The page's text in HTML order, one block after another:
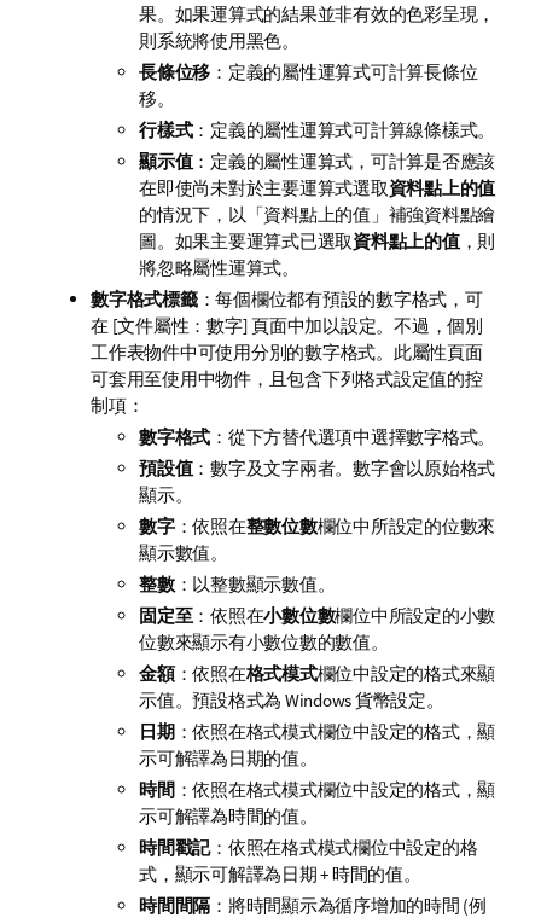
果。如果運算式的結果並非有效的色彩呈現，
則系統將使用黑色。
長條位移 ： 定義的屬性運算式可計算長條位
移。
行樣式： 定義的屬性運算式可計算線條樣式。
顯示值： 定義的屬性運算式，可計算是否應該
在即使尚未對於主要運算式選取資料點上的值
的情況下，以「資料點上的值」補強資料點繪
圖。如果主要運算式已選取資料點上的值，則
將忽略屬性運算式。
數字格式標籤：每個欄位都有預設的數字格式，可
在 [文件屬性：數字] 頁面中加以設定。不過，個別
工作表物件中可使用分別的數字格式。此屬性頁面
可套用至使用中物件，且包含下列格式設定值的控
制項：
數字格式 ：從下方替代選項中選擇數字格式。
預設值：數字及文字兩者。數字會以原始格式
顯示。
數字：依照在整數位數欄位中所設定的位數來
顯示數值。
整數：以整數顯示數值。
固定至：依照在小數位數欄位中所設定的小數
位數來顯示有小數位數的數值。
金額：依照在格式模式欄位中設定的格式來顯
示值。預設格式為 Windows 貨幣設定。
日期：依照在格式模式欄位中設定的格式，顯
示可解譯為日期的值。
時間：依照在格式模式欄位中設定的格式，顯
示可解譯為時間的值。
時間戳記：依照在格式模式欄位中設定的格
式，顯示可解譯為日期 + 時間的值。
時間間隔 ：將時間顯示為循序增加的時間 (例